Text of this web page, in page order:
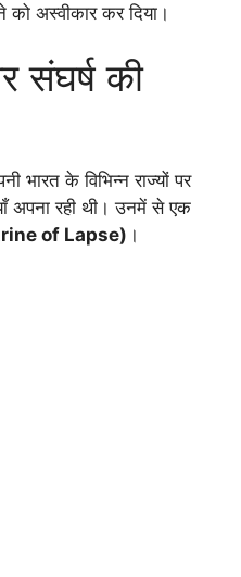
अस्वीकार कर दिया।
संघर्ष की
भारत के विभिन्न राज्यों पर
अपना रही थी। उनमें से एक
of Lapse) ।